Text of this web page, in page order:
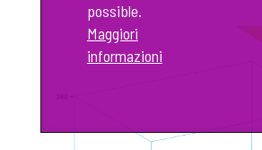
possible.
Maggiori
informazioni